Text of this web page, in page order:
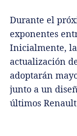
Durante el
exponentes
Inicialmente,
actualización
adoptarán
junto a un
últimos